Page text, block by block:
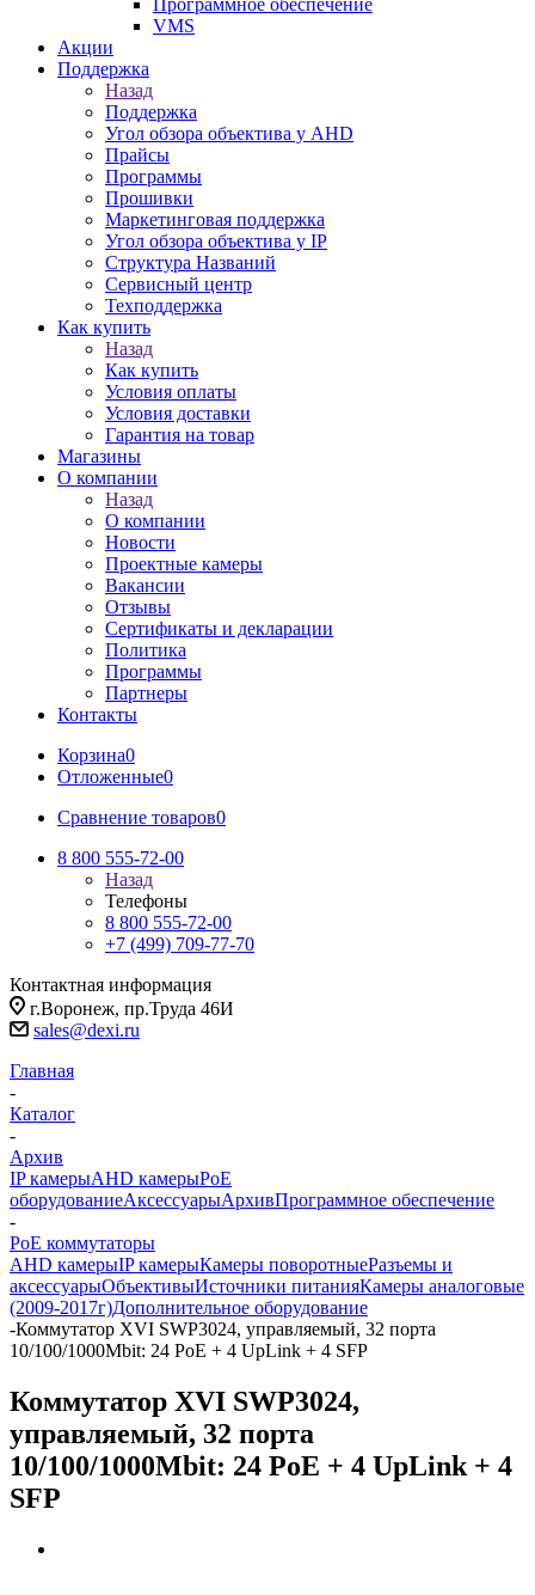
Программное обеспечение
VMS
Акции
Поддержка
Назад
Поддержка
Угол обзора объектива у AHD
Прайсы
Программы
Прошивки
Маркетинговая поддержка
Угол обзора объектива у IP
Структура Названий
Сервисный центр
Техподдержка
Как купить
Назад
Как купить
Условия оплаты
Условия доставки
Гарантия на товар
Магазины
О компании
Назад
О компании
Новости
Проектные камеры
Вакансии
Отзывы
Сертификаты и декларации
Политика
Программы
Партнеры
Контакты
Корзина0
Отложенные0
Сравнение товаров0
8 800 555-72-00
Назад
Телефоны
8 800 555-72-00
+7 (499) 709-77-70
Контактная информация
г.Воронеж, пр.Труда 46И
sales@dexi.ru
Главная
-
Каталог
-
Архив
IP камерыAHD камерыPoE
оборудованиеАксессуарыАрхивПрограммное обеспечение
-
PoE коммутаторы
AHD камерыIP камерыКамеры поворотныеРазъемы и
аксессуарыОбъективыИсточники питанияКамеры аналоговые
(2009-2017г)Дополнительное оборудование
-Коммутатор XVI SWP3024, управляемый, 32 порта
10/100/1000Mbit: 24 PoE + 4 UpLink + 4 SFP
Коммутатор XVI SWP3024,
управляемый, 32 порта
10/100/1000Mbit: 24 PoE + 4 UpLink + 4
SFP